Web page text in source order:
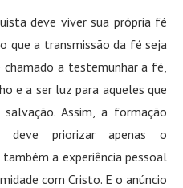
deve viver sua própria fé
que a transmissão da fé seja
a testemunhar a fé,
e a ser luz para aqueles que
Assim, a formação
deve priorizar apenas o
a experiência pessoal
com Cristo. E o anúncio